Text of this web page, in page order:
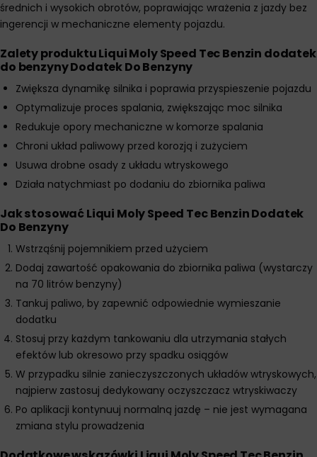
średnich i wysokich obrotów, poprawiając wrażenia z jazdy bez
ingerencji w mechaniczne elementy pojazdu.
Zalety produktu Liqui Moly Speed Tec Benzin dodatek
do benzyny Dodatek Do Benzyny
Zwiększa dynamikę silnika i poprawia przyspieszenie pojazdu
Optymalizuje proces spalania, zwiększając moc silnika
Redukuje opory mechaniczne w komorze spalania
Chroni układ paliwowy przed korozją i zużyciem
Usuwa drobne osady z układu wtryskowego
Działa natychmiast po dodaniu do zbiornika paliwa
Jak stosować Liqui Moly Speed Tec Benzin Dodatek
Do Benzyny
Wstrząśnij pojemnikiem przed użyciem
Dodaj zawartość opakowania do zbiornika paliwa (wystarczy
na 70 litrów benzyny)
Tankuj paliwo, by zapewnić odpowiednie wymieszanie
dodatku
Stosuj przy każdym tankowaniu dla utrzymania stałych
efektów lub okresowo przy spadku osiągów
W przypadku silnie zanieczyszczonych układów wtryskowych,
najpierw zastosuj dedykowany oczyszczacz wtryskiwaczy
Po aplikacji kontynuuj normalną jazdę – nie jest wymagana
zmiana stylu prowadzenia